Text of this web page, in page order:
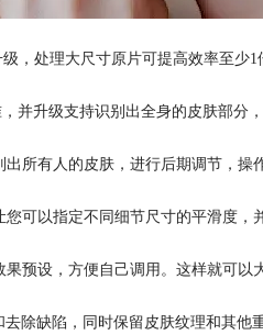
，处理大尺寸原片可提高效率至少1
并升级支持识别出全身的皮肤部分
所有人的皮肤，进行后期调节，操
可以指定不同细节尺寸的平滑度，
预设，方便自己调用。这样就可以
除缺陷，同时保留皮肤纹理和其他